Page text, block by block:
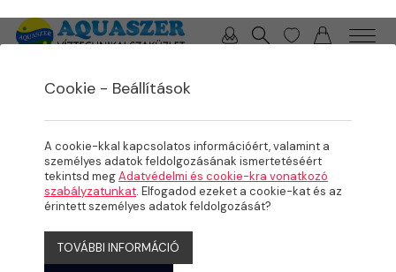
Cookie - Beállítások
A cookie-kkal kapcsolatos információért, valamint a
személyes adatok feldolgozásának ismertetéséért
tekintsd megAdatvédelmi és cookie-kra vonatkozó
szabályzatunkat. Elfogadod ezeket a cookie-kat és az
érintett személyes adatok feldolgozását?
TOVÁBBI INFORMÁCIÓ